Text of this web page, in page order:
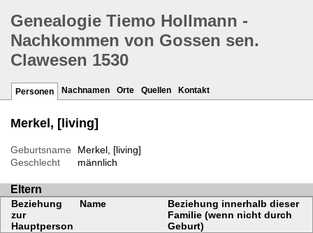
Genealogie Tiemo Hollmann -
Nachkommen von Gossen sen.
Clawesen 1530
Personen Nachnamen Orte Quellen Kontakt
Merkel, [living]
Geburtsname
Merkel, [living]
Geschlecht
männlich
Eltern
Beziehung
zur
Hauptperson
Name
Beziehung innerhalb dieser
Familie (wenn nicht durch
Geburt)